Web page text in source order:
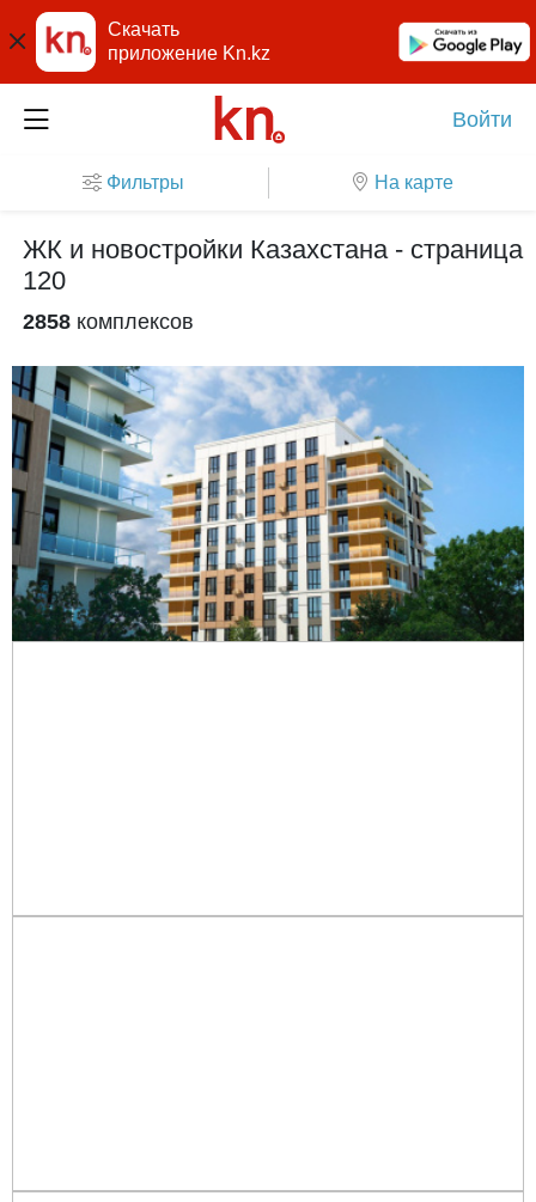
Скачать
приложение Kn.kz
Войти
Фильтры На карте
ЖК и новостройки Казахстана - страница
120
2858 комплексов